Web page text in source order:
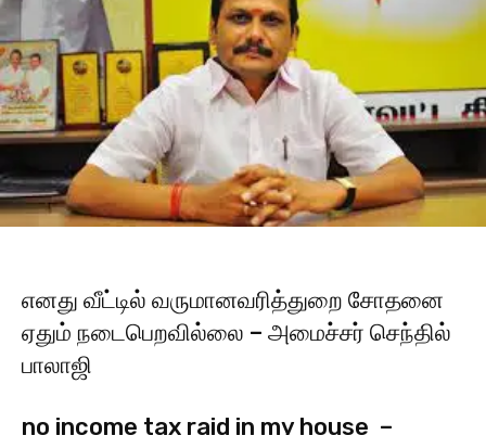
எனது வீட்டில் வருமானவரித்துறை சோதனை
ஏதும் நடைபெறவில்லை – அமைச்சர் செந்தில்
பாலாஜி
no income tax raid in my house –